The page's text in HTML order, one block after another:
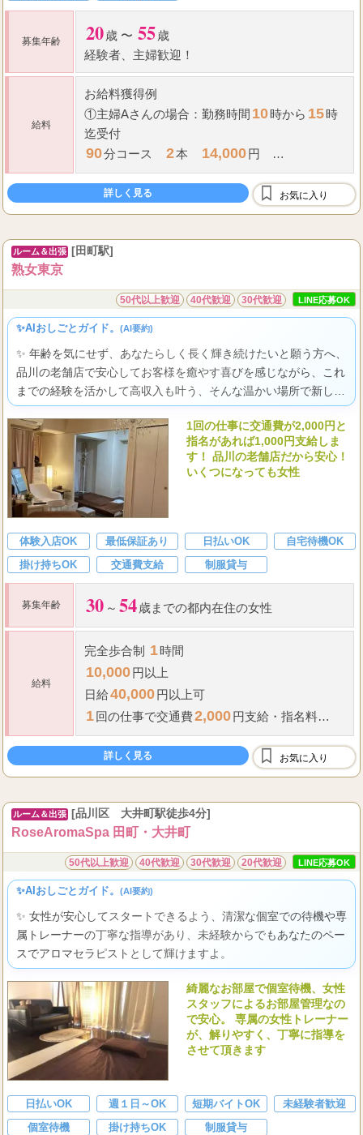
募集年齢 20歳 〜 55歳
経験者、主婦歓迎！
給料
お給料獲得例
①主婦Aさんの場合：勤務時間 10時から 15時
迄受付
90分コース 2本 14,000円
120分コース1本9,000円 合計23,000円
詳しく見る お気に入り
ルーム＆出張 [田町駅]
熟女東京
50代以上歓迎 40代歓迎 30代歓迎 LINE応募OK
✨AIおしごとガイド。 (AI要約)
✨ 年齢を気にせず、あなたらしく長く輝き続けたいと願う方へ、
品川の老舗店で安心してお客様を癒やす喜びを感じながら、これ
までの経験を活かして高収入も叶う、そんな温かい場所で新しい
一歩を踏み出してみませんか。
1回の仕事に交通費が2,000円と
指名があれば1,000円支給しま
す！ 品川の老舗店だから安心！
いくつになっても女性
体験入店OK 最低保証あり 日払いOK
自宅待機OK
掛け持ちOK
交通費支給 制服貸与
募集年齢 30 ～ 54歳までの都内在住の女性
給料
完全歩合制 1時間
10,000円以上
日給40,000円以上可
1回の仕事で交通費2,000円支給 ・ 指名料
1,000円支給
※専属契約の方は別途交通費/深夜できる人歓迎
詳しく見る お気に入り
ルーム＆出張 [品川区 大井町駅徒歩4分]
RoseAromaSpa 田町・大井町
50代以上歓迎 40代歓迎 30代歓迎 20代歓迎 LINE応募OK
✨AIおしごとガイド。 (AI要約)
✨ 女性が安心してスタートできるよう、清潔な個室での待機や専
属トレーナーの丁寧な指導があり、未経験からでもあなたのペー
スでアロマセラピストとして輝けますよ。
綺麗なお部屋で個室待機、女性
スタッフによるお部屋管理なの
で安心。 専属の女性トレーナー
が、解りやすく、丁寧に指導を
させて頂きます
日払いOK 週１日～OK 短期バイトOK
未経験者歓迎
個室待機
掛け持ちOK 制服貸与